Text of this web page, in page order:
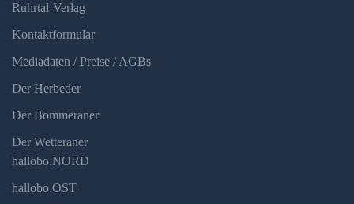
Ruhrtal-Verlag
Kontaktformular
Mediadaten / Preise / AGBs
Der Herbeder
Der Bommeraner
Der Wetteraner
hallobo.NORD
hallobo.OST